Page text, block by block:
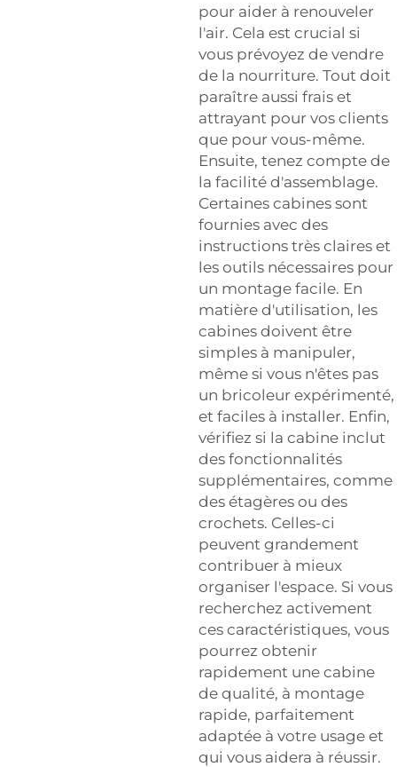
pour aider à renouveler
l'air. Cela est crucial si
vous prévoyez de vendre
de la nourriture. Tout doit
paraître aussi frais et
attrayant pour vos clients
que pour vous-même.
Ensuite, tenez compte de
la facilité d'assemblage.
Certaines cabines sont
fournies avec des
instructions très claires et
les outils nécessaires pour
un montage facile. En
matière d'utilisation, les
cabines doivent être
simples à manipuler,
même si vous n'êtes pas
un bricoleur expérimenté,
et faciles à installer. Enfin,
vérifiez si la cabine inclut
des fonctionnalités
supplémentaires, comme
des étagères ou des
crochets. Celles-ci
peuvent grandement
contribuer à mieux
organiser l'espace. Si vous
recherchez activement
ces caractéristiques, vous
pourrez obtenir
rapidement une cabine
de qualité, à montage
rapide, parfaitement
adaptée à votre usage et
qui vous aidera à réussir.